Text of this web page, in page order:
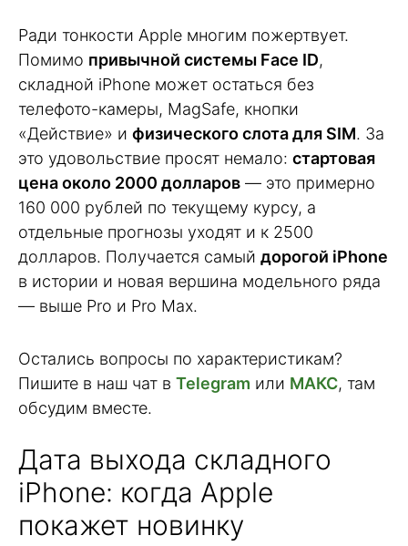
Ради тонкости Apple многим пожертвует.
Помимо привычной системы Face ID,
складной iPhone может остаться без
телефото-камеры, MagSafe, кнопки
«Действие» и физического слота для SIM. За
это удовольствие просят немало: стартовая
цена около 2000 долларов — это примерно
160 000 рублей по текущему курсу, а
отдельные прогнозы уходят и к 2500
долларов. Получается самый дорогой iPhone
в истории и новая вершина модельного ряда
— выше Pro и Pro Max.
Остались вопросы по характеристикам?
Пишите в наш чат в Telegram или МАКС, там
обсудим вместе.
Дата выхода складного
iPhone: когда Apple
покажет новинку